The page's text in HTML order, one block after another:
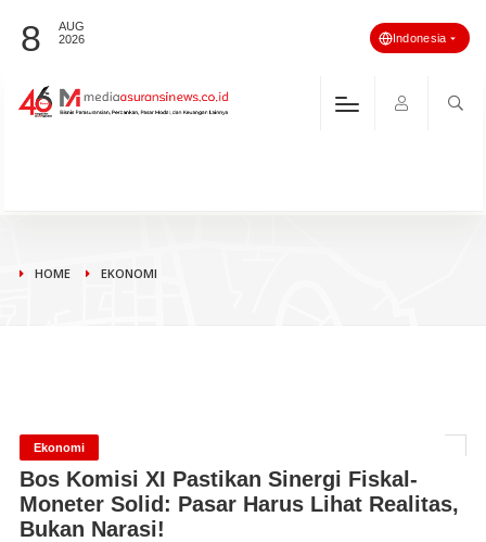
8
AUG
2026
Indonesia
HOME EKONOMI
Ekonomi
Bos Komisi XI Pastikan Sinergi Fiskal-
Moneter Solid: Pasar Harus Lihat Realitas,
Bukan Narasi!